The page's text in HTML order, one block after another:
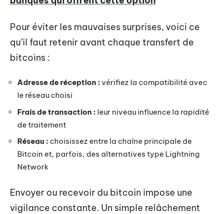
Pour éviter les mauvaises surprises, voici ce
qu’il faut retenir avant chaque transfert de
bitcoins :
Adresse de réception : vérifiez la compatibilité avec
le réseau choisi
Frais de transaction : leur niveau influence la rapidité
de traitement
Réseau : choisissez entre la chaîne principale de
Bitcoin et, parfois, des alternatives type Lightning
Network
Envoyer ou recevoir du bitcoin impose une
vigilance constante. Un simple relâchement